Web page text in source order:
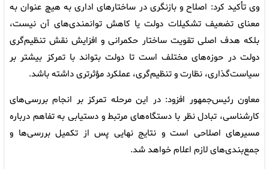
وی تأکید کرد: اصلاح و بازنگری در ساختارهای اداری به هیچ عنوان به
معنای تضعیف تشکیلات دولت یا کاهش توانمندی‌های آن نیست،
بلکه هدف اصلی تقویت ساختار حکمرانی و افزایش نقش تنظیم‌گری
دولت در حوزه‌های مختلف است تا دولت بتواند با تمرکز بیشتر بر
سیاست‌گذاری، نظارت و تنظیم‌گری، عملکرد مؤثرتری داشته باشد.
معاون رئیس‌جمهور افزود: در این مرحله تمرکز بر انجام بررسی‌های
کارشناسی، تبادل نظر با دستگاه‌های مرتبط و دستیابی به تفاهم درباره
مسیرهای اصلاحی است و نتایج نهایی پس از تکمیل بررسی‌ها و
جمع‌بندی‌های لازم اعلام خواهد شد.